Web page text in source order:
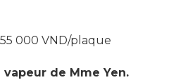
000 VND/plaque
de Mme Yen.